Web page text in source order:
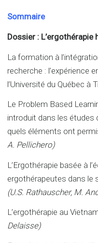
Sommaire
Dossier :
La formation à
recherche : l’expérience
l’Université du Québec à
Le Problem Based
introduit dans les études
quels éléments ont
A. Pellichero)
L’Ergothérapie basée à
ergothérapeutes dans le
(U.S. Rathauscher, M.
L’ergothérapie au
Delaisse)